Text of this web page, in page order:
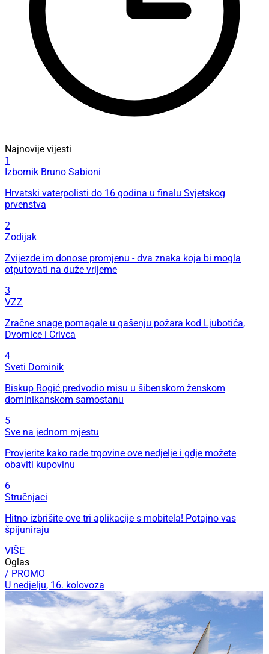
Najnovije vijesti
1
Izbornik Bruno Sabioni
Hrvatski vaterpolisti do 16 godina u finalu Svjetskog
prvenstva
2
Zodijak
Zvijezde im donose promjenu - dva znaka koja bi mogla
otputovati na duže vrijeme
3
VZZ
Zračne snage pomagale u gašenju požara kod Ljubotića,
Dvornice i Crivca
4
Sveti Dominik
Biskup Rogić predvodio misu u šibenskom ženskom
dominikanskom samostanu
5
Sve na jednom mjestu
Provjerite kako rade trgovine ove nedjelje i gdje možete
obaviti kupovinu
6
Stručnjaci
Hitno izbrišite ove tri aplikacije s mobitela! Potajno vas
špijuniraju
VIŠE
Oglas
/ PROMO
U nedjelju, 16. kolovoza